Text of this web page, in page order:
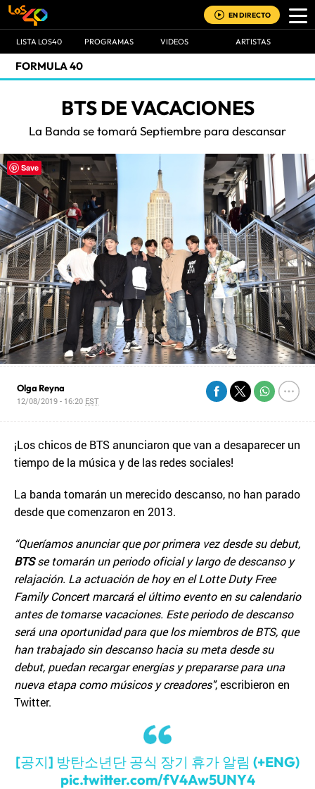
EN DIRECTO
LISTA LOS40 PROGRAMAS VIDEOS ARTISTAS
FORMULA 40
BTS DE VACACIONES
La Banda se tomará Septiembre para descansar
Olga Reyna
12/08/2019 - 16:20 EST
¡Los chicos de BTS anunciaron que van a desaparecer un
tiempo de la música y de las redes sociales!
La banda tomarán un merecido descanso, no han parado
desde que comenzaron en 2013.
“Queríamos anunciar que por primera vez desde su debut,
BTSse tomarán un periodo oficial y largo de descanso y
relajación. La actuación de hoy en el Lotte Duty Free
Family Concert marcará el último evento en su calendario
antes de tomarse vacaciones. Este periodo de descanso
será una oportunidad para que los miembros de BTS, que
han trabajado sin descanso hacia su meta desde su
debut, puedan recargar energías y prepararse para una
nueva etapa como músicos y creadores", escribieron en
Twitter.
[공지] 방탄소년단 공식 장기 휴가 알림 (+ENG)
pic.twitter.com/fV4Aw5UNY4
Save